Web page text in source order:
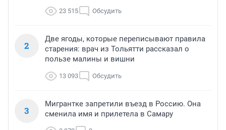
23 515 Обсудить
2
Две ягоды, которые переписывают правила
старения: врач из Тольятти рассказал о
пользе малины и вишни
13 093 Обсудить
3
Мигрантке запретили въезд в Россию. Она
сменила имя и прилетела в Самару